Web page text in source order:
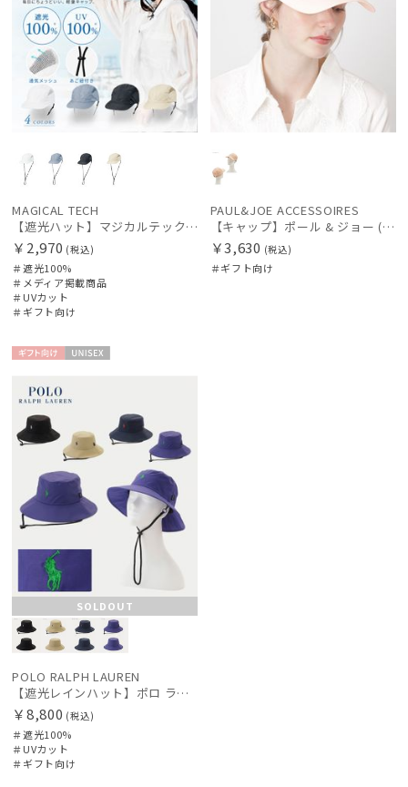
MAGICAL TECH
【遮光ハット】マジカルテックプロテクション キャップ UV100 遮光100 軽量 撥水
￥2,970 (税込)
＃遮光100%
＃メディア掲載商品
＃UVカット
＃ギフト向け
PAUL&JOE ACCESSOIRES
【キャップ】ポール & ジョー (PAUL & JOE ACCESSOIRES) ジプシーキャップ
￥3,630 (税込)
＃ギフト向け
向け
SOLDOUT
POLO RALPH LAUREN
【遮光レインハット】ポロ ラルフ ローレン (POLO RALPH LAUREN) ワンポイントPP刺繍 遮光100 UV100 サイズ調整
￥8,800 (税込)
＃遮光100%
＃UVカット
＃ギフト向け